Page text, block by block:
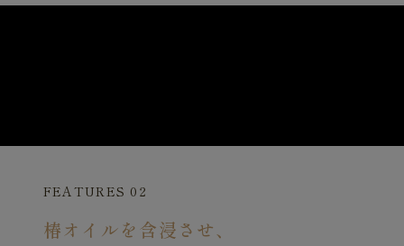
FEATURES 02
椿オイルを含浸させ、